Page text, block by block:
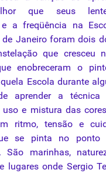
que seus
e a freqüência na
de Janeiro foram dois
que cresceu
enobreceram o
Escola durante
aprender atécnica
uso e mistura das
ritmo, tensão e
se pinta no ponto
. São marinhas,
lugares onde Sergio